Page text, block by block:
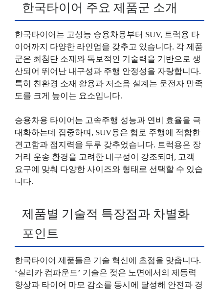
한국타이어 주요 제품군 소개
한국타이어는 고성능 승용차용부터 SUV, 트럭용 타
이어까지 다양한 라인업을 갖추고 있습니다. 각 제품
군은 최첨단 소재와 독보적인 기술력을 기반으로 생
산되어 뛰어난 내구성과 주행 안정성을 자랑합니다.
특히 친환경 소재 활용과 저소음 설계는 운전자 만족
도를 크게 높이는 요소입니다.
승용차용 타이어는 고속주행 성능과 연비 효율을 극
대화하는데 집중하며, SUV용은 험로 주행에 적합한
견고함과 접지력을 두루 갖추었습니다. 트럭용은 장
거리 운송 환경을 고려한 내구성이 강조되며, 고객
요구에 맞춰 다양한 사이즈와 형태로 선택할 수 있습
니다.
제품별 기술적 특장점과 차별화
포인트
한국타이어 제품들은 기술 혁신에 초점을 맞춥니다.
‘실리카 컴파운드’ 기술은 젖은 노면에서의 제동력
향상과 타이어 마모 감소를 동시에 달성해 안전과 경